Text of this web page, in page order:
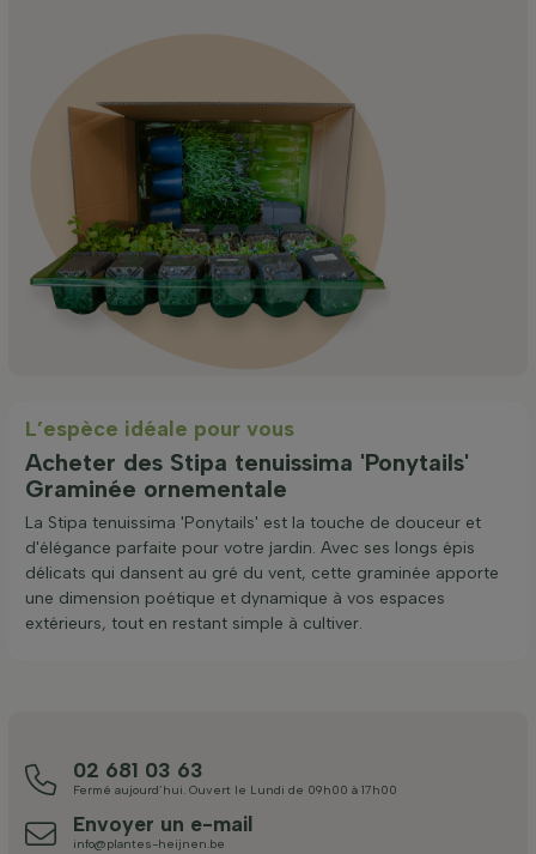
L’espèce idéale pour vous
Acheter des Stipa tenuissima 'Ponytails'
Graminée ornementale
La Stipa tenuissima 'Ponytails' est la touche de douceur et
d'élégance parfaite pour votre jardin. Avec ses longs épis
délicats qui dansent au gré du vent, cette graminée apporte
une dimension poétique et dynamique à vos espaces
extérieurs, tout en restant simple à cultiver.
02 681 03 63
Fermé aujourd’hui. Ouvert le Lundi de 09h00 à 17h00
Envoyer un e-mail
info@plantes-heijnen.be